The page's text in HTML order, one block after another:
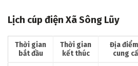
Lịch cúp điện Xã Sông Lũy
Thời gian
bắt đầu
Thời gian
kết thúc
Địa
cung